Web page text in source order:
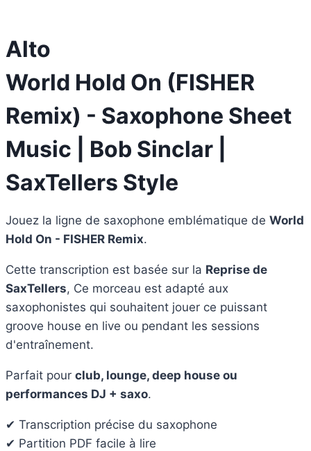
Alto
World Hold On (FISHER
Remix) - Saxophone Sheet
Music | Bob Sinclar |
SaxTellers Style
Jouez la ligne de saxophone emblématique de World
Hold On - FISHER Remix.
Cette transcription est basée sur la Reprise de
SaxTellers, Ce morceau est adapté aux
saxophonistes qui souhaitent jouer ce puissant
groove house en live ou pendant les sessions
d'entraînement.
Parfait pour club, lounge, deep house ou
performances DJ + saxo.
✔ Transcription précise du saxophone
✔ Partition PDF facile à lire